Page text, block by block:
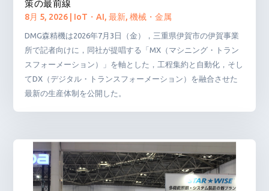
策の最前線
8月 5, 2026 | IoT・AI,最新,機械・金属
DMG森精機は2026年7月3日（金），三重県伊賀市の伊賀事業
所で記者向けに，同社が提唱する「MX（マシニング・トラン
スフォーメーション）」を軸とした，工程集約と自動化，そし
てDX（デジタル・トランスフォーメーション）を融合させた
最新の生産体制を公開した。